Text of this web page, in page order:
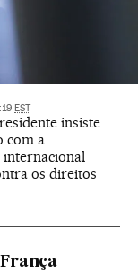
EST
insiste
com a
internacional
os direitos